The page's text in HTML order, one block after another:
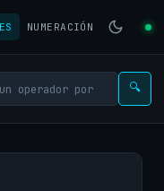
NUMERACIÓN
🔍